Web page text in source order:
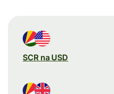
SCR na USD